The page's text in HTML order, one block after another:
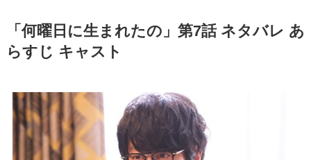
「何曜日に生まれたの」第7話 ネタバレ あ
らすじ キャスト